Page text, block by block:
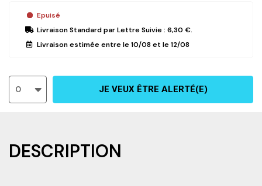
Epuisé
Livraison Standardpar Lettre Suivie : 6,30 €.
Livraison estimée entre le10/08 et le12/08
0 JE VEUX ÊTRE ALERTÉ(E)
DESCRIPTION